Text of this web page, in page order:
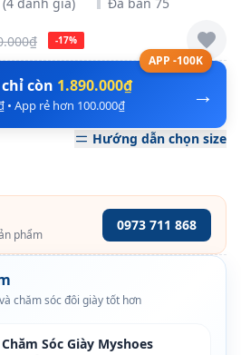
-17%
APP -100K
→
còn 1.890.000₫
• App rẻ hơn 100.000₫
Hướng dẫn chọn size
phẩm
0973 711 868
chăm sóc đôi giày tốt hơn
Sóc Giày Myshoes